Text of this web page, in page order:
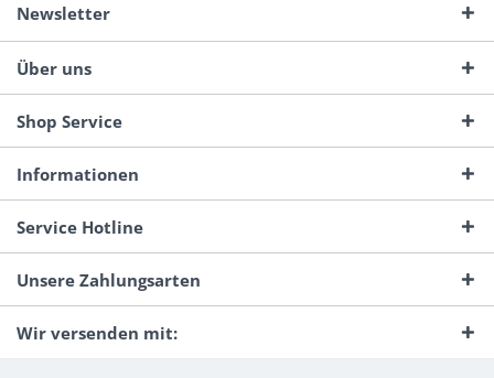
Newsletter
Über uns
Shop Service
Informationen
Service Hotline
Unsere Zahlungsarten
Wir versenden mit: